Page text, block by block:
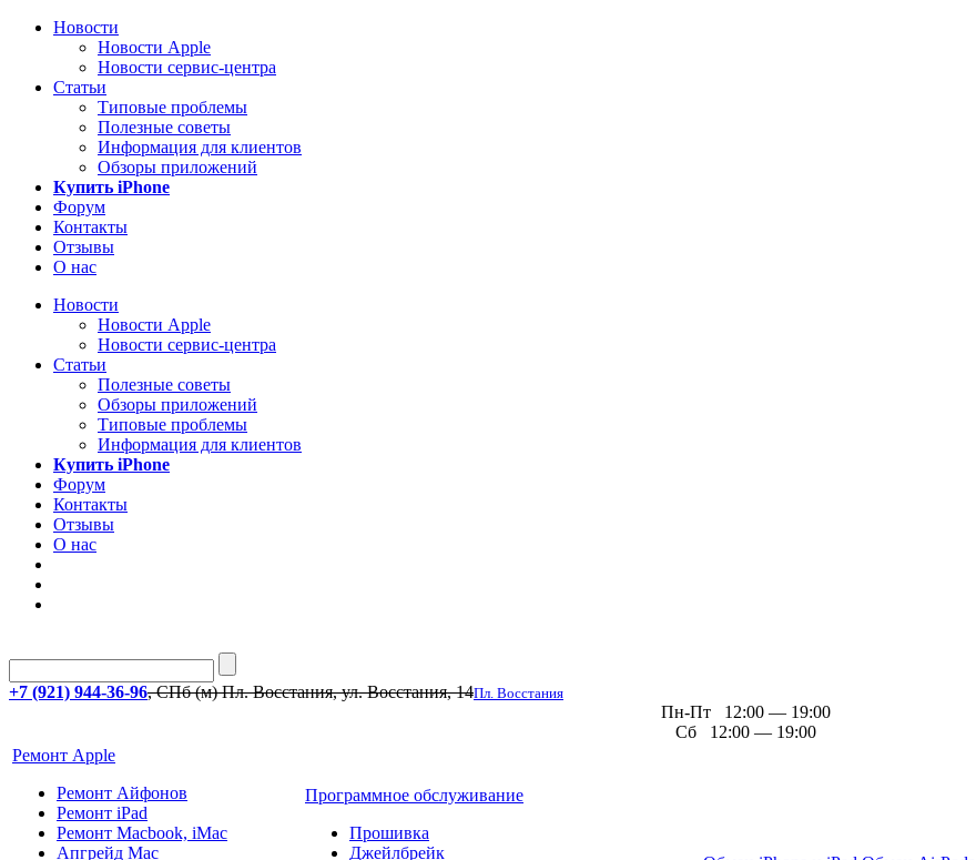
Новости
Новости Apple
Новости сервис-центра
Статьи
Типовые проблемы
Полезные советы
Информация для клиентов
Обзоры приложений
Купить iPhone
Форум
Контакты
Отзывы
О нас
Новости
Новости Apple
Новости сервис-центра
Статьи
Полезные советы
Обзоры приложений
Типовые проблемы
Информация для клиентов
Купить iPhone
Форум
Контакты
Отзывы
О нас
+7 (921) 944-36-96, СПб (м) Пл. Восстания, ул. Восстания, 14Пл. Восстания
Пн-Пт 12:00 — 19:00
Сб 12:00 — 19:00
Ремонт Apple
Ремонт Айфонов
Ремонт iPad
Ремонт Macbook, iMac
Апгрейд Mac
Программное обслуживание
Прошивка
Джейлбрейк